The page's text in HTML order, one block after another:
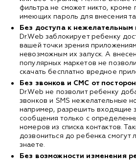
фильтра не сможет никто, кроме
имеющих пароль для внесения
Без доступа к нежелательным
Dr.Web заблокирует ребенку
вашей точки зрения
невозможным их запуск. А
популярных маркетов не
скачать бесплатно вредное
Без звонков и СМС от
Dr.Web не позволит ребенку
звонков и SMS нежелательные
например, разрешить входящие
сообщения только с
номеров из списка контактов.
дозвониться до ребенка смогут
знаете.
Без возможности изменения